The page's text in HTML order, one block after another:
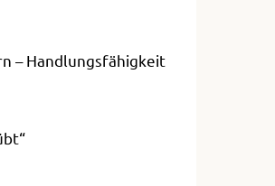
– Handlungsfähigkeit